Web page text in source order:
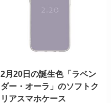
2月20日の誕生色「ラベン
ダー・オーラ」のソフトク
リアスマホケース